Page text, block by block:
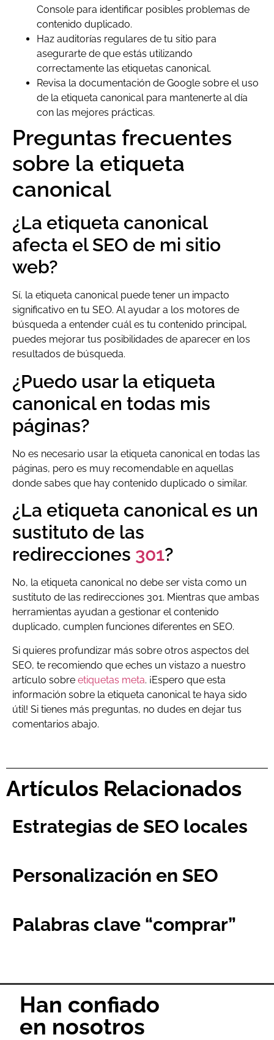
Console para identificar posibles problemas de
contenido duplicado.
Haz auditorías regulares de tu sitio para
asegurarte de que estás utilizando
correctamente las etiquetas canonical.
Revisa la documentación de Google sobre el uso
de la etiqueta canonical para mantenerte al día
con las mejores prácticas.
Preguntas frecuentes
sobre la etiqueta
canonical
¿La etiqueta canonical
afecta el SEO de mi sitio
web?
Sí, la etiqueta canonical puede tener un impacto
significativo en tu SEO. Al ayudar a los motores de
búsqueda a entender cuál es tu contenido principal,
puedes mejorar tus posibilidades de aparecer en los
resultados de búsqueda.
¿Puedo usar la etiqueta
canonical en todas mis
páginas?
No es necesario usar la etiqueta canonical en todas las
páginas, pero es muy recomendable en aquellas
donde sabes que hay contenido duplicado o similar.
¿La etiqueta canonical es un
sustituto de las
redirecciones 301?
No, la etiqueta canonical no debe ser vista como un
sustituto de las redirecciones 301. Mientras que ambas
herramientas ayudan a gestionar el contenido
duplicado, cumplen funciones diferentes en SEO.
Si quieres profundizar más sobre otros aspectos del
SEO, te recomiendo que eches un vistazo a nuestro
artículo sobre etiquetas meta. ¡Espero que esta
información sobre la etiqueta canonical te haya sido
útil! Si tienes más preguntas, no dudes en dejar tus
comentarios abajo.
Artículos Relacionados
Estrategias de SEO locales
Personalización en SEO
Palabras clave “comprar”
Han confiado
en nosotros